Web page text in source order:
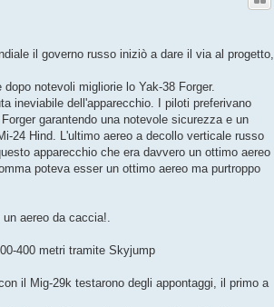
il governo russo iniziò a dare il via al progetto,
notevoli migliorie lo Yak-38 Forger.
ineviabile dell'apparecchio. I piloti preferivano
garantendo una notevole sicurezza e un
24 Hind. L'ultimo aereo a decollo verticale russo
apparecchio che era davvero un ottimo aereo
poteva esser un ottimo aereo ma purtroppo
aereo da caccia!.
400 metri tramite Skyjump
il Mig-29k testarono degli appontaggi, il primo a